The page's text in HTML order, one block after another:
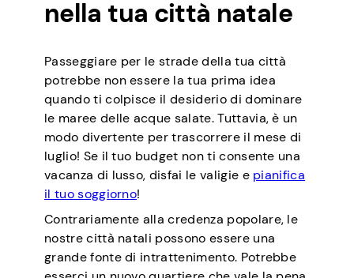
nella tua città natale
Passeggiare per le strade della tua città
potrebbe non essere la tua prima idea
quando ti colpisce il desiderio di dominare
le maree delle acque salate. Tuttavia, è un
modo divertente per trascorrere il mese di
luglio! Se il tuo budget non ti consente una
vacanza di lusso, disfai le valigie e pianifica
il tuo soggiorno!
Contrariamente alla credenza popolare, le
nostre città natali possono essere una
grande fonte di intrattenimento. Potrebbe